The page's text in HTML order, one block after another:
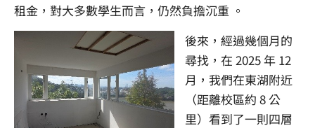
租金，對大多數學生而言，仍然負擔沉重 。
後來，經過幾個月的
尋找，在 2025 年 12
月，我們在東湖附近
（距離校區約 8 公
里）看到了一則四層